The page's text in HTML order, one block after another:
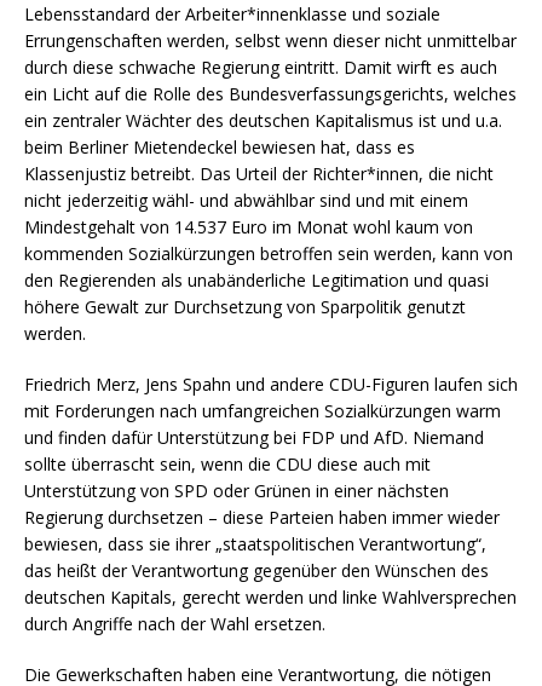
Lebensstandard der Arbeiter*innenklasse und soziale
Errungenschaften werden, selbst wenn dieser nicht unmittelbar
durch diese schwache Regierung eintritt. Damit wirft es auch
ein Licht auf die Rolle des Bundesverfassungsgerichts, welches
ein zentraler Wächter des deutschen Kapitalismus ist und u.a.
beim Berliner Mietendeckel bewiesen hat, dass es
Klassenjustiz betreibt. Das Urteil der Richter*innen, die nicht
nicht jederzeitig wähl- und abwählbar sind und mit einem
Mindestgehalt von 14.537 Euro im Monat wohl kaum von
kommenden Sozialkürzungen betroffen sein werden, kann von
den Regierenden als unabänderliche Legitimation und quasi
höhere Gewalt zur Durchsetzung von Sparpolitik genutzt
werden.
Friedrich Merz, Jens Spahn und andere CDU-Figuren laufen sich
mit Forderungen nach umfangreichen Sozialkürzungen warm
und finden dafür Unterstützung bei FDP und AfD. Niemand
sollte überrascht sein, wenn die CDU diese auch mit
Unterstützung von SPD oder Grünen in einer nächsten
Regierung durchsetzen – diese Parteien haben immer wieder
bewiesen, dass sie ihrer „staatspolitischen Verantwortung“,
das heißt der Verantwortung gegenüber den Wünschen des
deutschen Kapitals, gerecht werden und linke Wahlversprechen
durch Angriffe nach der Wahl ersetzen.
Die Gewerkschaften haben eine Verantwortung, die nötigen